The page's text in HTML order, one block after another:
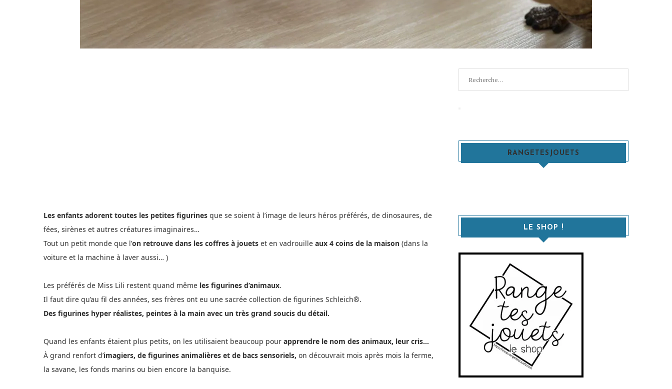
Les enfants adorent toutes les petites figurines que se soient à l’image de leurs héros préférés, de dinosaures, de
fées, sirènes et autres créatures imaginaires…
Tout un petit monde que l’on retrouve dans les coffres à jouets et en vadrouille aux 4 coins de la maison (dans la
voiture et la machine à laver aussi… )
Les préférés de Miss Lili restent quand même les figurines d’animaux.
Il faut dire qu’au fil des années, ses frères ont eu une sacrée collection de figurines Schleich®.
Des figurines hyper réalistes, peintes à la main avec un très grand soucis du détail.
Quand les enfants étaient plus petits, on les utilisaient beaucoup pour apprendre le nom des animaux, leur cris…
À grand renfort d’imagiers, de figurines animalières et de bacs sensoriels, on découvrait mois après mois la ferme,
la savane, les fonds marins ou bien encore la banquise.
pour
:
RANGETESJOUETS
LE SHOP !